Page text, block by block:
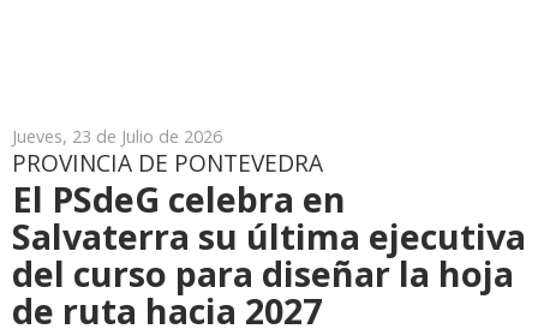
Jueves, 23 de Julio de 2026
PROVINCIA DE PONTEVEDRA
El PSdeG celebra en
Salvaterra su última ejecutiva
del curso para diseñar la hoja
de ruta hacia 2027